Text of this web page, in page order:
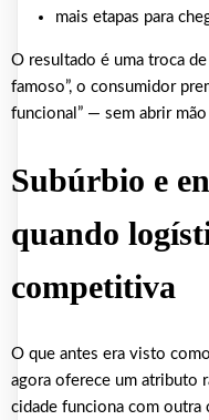
mais etapas para
O resultado é uma troca
famoso”, o consumidor
funcional” — sem abrir
Subúrbio e
quando
competitiva
O que antes era visto
agora oferece um atributo
cidade funciona com